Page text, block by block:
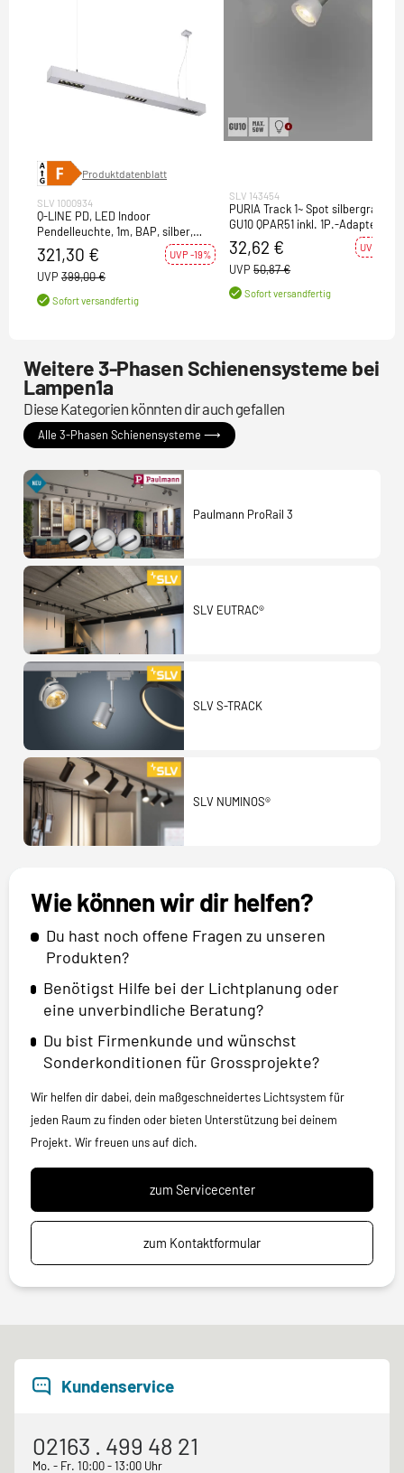
Produktdatenblatt
SLV 1000934
Q-LINE PD, LED Indoor
Pendelleuchte, 1m, BAP, silber,
4000K
321,30 € UVP -19%
UVP 399,00 €
Sofort versandfertig
SLV 143454
PURIA Track 1~ Spot silbergrau
GU10 QPAR51 inkl. 1P.-Adapter
32,62 € UVP -36%
UVP 50,87 €
Sofort versandfertig
Weitere 3-Phasen Schienensysteme bei
Lampen1a
Diese Kategorien könnten dir auch gefallen
Alle 3-Phasen Schienensysteme ⟶
Paulmann ProRail 3
SLV EUTRAC®
SLV S-TRACK
SLV NUMINOS®
Wie können wir dir helfen?
Du hast noch offene Fragen zu unseren
Produkten?
Benötigst Hilfe bei der Lichtplanung oder
eine unverbindliche Beratung?
Du bist Firmenkunde und wünschst
Sonderkonditionen für Grossprojekte?
Wir helfen dir dabei, dein maßgeschneidertes Lichtsystem für
jeden Raum zu finden oder bieten Unterstützung bei deinem
Projekt. Wir freuen uns auf dich.
zum Servicecenter
zum Kontaktformular
Kundenservice
02163 . 499 48 21
Mo. - Fr. 10:00 - 13:00 Uhr